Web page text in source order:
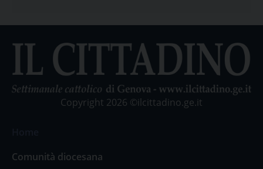
Copyright 2026 ©ilcittadino.ge.it
Comunità diocesana